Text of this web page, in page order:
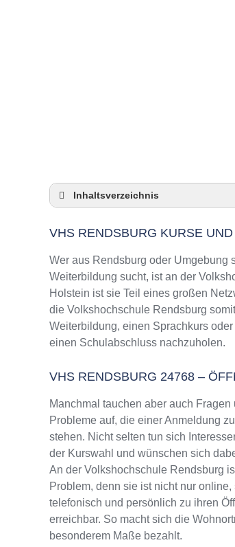
Inhaltsverzeichnis
VHS Rendsburg –
Top-Kurse an der
Online-Kurse – Alternative
Top-Kurse an der
Weiterbildung in Rendsburg
VHS Rendsburg Programm
VHS RENDSBURG KURSE
Wer aus Rendsburg oder Umgebung
Weiterbildung sucht, ist an der
Holstein ist sie Teil eines großen
die Volkshochschule Rendsburg
Weiterbildung, einen Sprachkurs
einen Schulabschluss nachzuholen.
VHS RENDSBURG 24768 –
Manchmal tauchen aber auch Fragen
Probleme auf, die einer Anmeldung
stehen. Nicht selten tun sich
der Kurswahl und wünschen sich
An der Volkshochschule Rendsburg
Problem, denn sie ist nicht nur online,
telefonisch und persönlich zu ihren
erreichbar. So macht sich die
besonderem Maße bezahlt.